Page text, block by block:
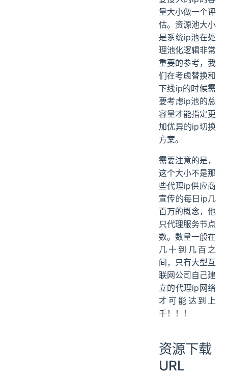
量大小做一个评
估。资源池大小
是系统ip池在处
理池化逻辑非常
重要的参考，我
们在考虑替换和
下线ip的时候需
要考虑ip池的总
容量才能指定更
加优异的ip切换
方案。
需要注意的是，
这个大小不是那
些代理ip供应商
宣传的每日ip几
百万的概念，他
只代理服务节点
数。数量一般在
几十到几百之
间，只有大型互
联网公司自己建
立的代理ip网络
才可能达到上
千！！！
资源下载
URL